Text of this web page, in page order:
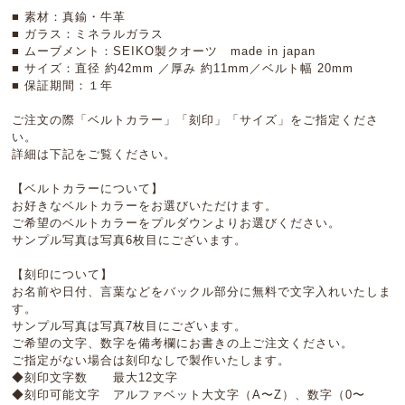
■ 素材：真鍮・牛革
■ ガラス：ミネラルガラス
■ ムーブメント：SEIKO製クオーツ made in japan
■ サイズ：直径 約42mm ／厚み 約11mm／ベルト幅 20mm
■ 保証期間：１年
ご注文の際「ベルトカラー」「刻印」「サイズ」をご指定くださ
い。
詳細は下記をご覧ください。
【ベルトカラーについて】
お好きなベルトカラーをお選びいただけます。
ご希望のベルトカラーをプルダウンよりお選びください。
サンプル写真は写真6枚目にございます。
【刻印について】
お名前や日付、言葉などをバックル部分に無料で文字入れいたしま
す。
サンプル写真は写真7枚目にございます。
ご希望の文字、数字を備考欄にお書きの上ご注文ください。
ご指定がない場合は刻印なしで製作いたします。
◆刻印文字数 最大12文字
◆刻印可能文字 アルファベット大文字（A〜Z）、数字（0〜